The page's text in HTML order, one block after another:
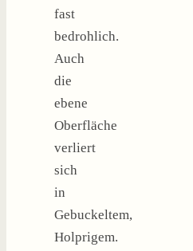
fast
bedrohlich.
Auch
die
ebene
Oberfläche
verliert
sich
in
Gebuckeltem,
Holprigem.